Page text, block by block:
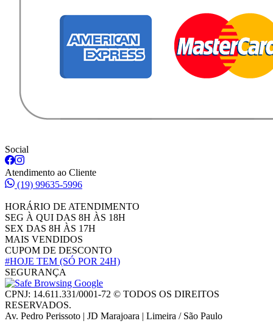
Social
Atendimento ao Cliente
(19) 99635-5996
HORÁRIO DE ATENDIMENTO
SEG À QUI DAS 8H ÀS 18H
SEX DAS 8H ÀS 17H
MAIS VENDIDOS
CUPOM DE DESCONTO
#HOJE TEM (SÓ POR 24H)
SEGURANÇA
CPNJ: 14.611.331/0001-72 © TODOS OS DIREITOS
RESERVADOS.
Av. Pedro Perissoto | JD Marajoara | Limeira / São Paulo